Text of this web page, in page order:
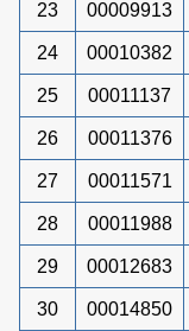
23 00009913
24 00010382
25 00011137
26 00011376
27 00011571
28 00011988
29 00012683
30 00014850